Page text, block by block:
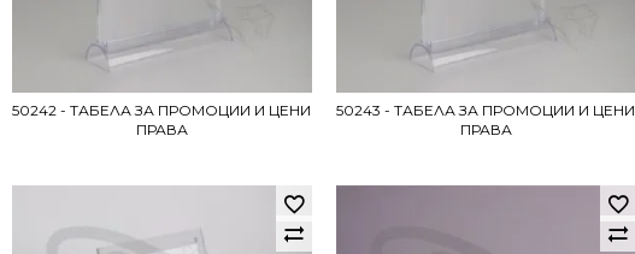
50242 - ТАБЕЛА ЗА ПРОМОЦИИ И ЦЕНИ
ПРАВА
50243 - ТАБЕЛА ЗА ПРОМОЦИИ И ЦЕНИ
ПРАВА